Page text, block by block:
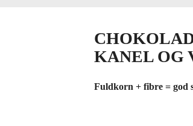
KANEL OG
Fuldkorn + fibre = god